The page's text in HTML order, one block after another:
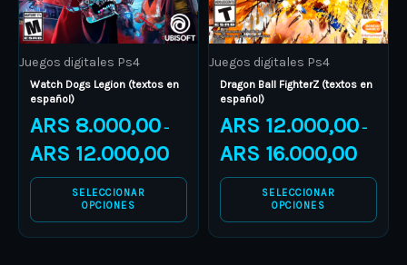
Juegos digitales Ps4
Watch Dogs Legion (textos en
español)
ARS 8.000,00 –
ARS 12.000,00
SELECCIONAR
OPCIONES
may
be
chosen
on
the
product
Juegos digitales Ps4
Dragon Ball FighterZ (textos en
español)
ARS 12.000,00 –
ARS 16.000,00
SELECCIONAR
OPCIONES
may
be
chosen
on
the
product